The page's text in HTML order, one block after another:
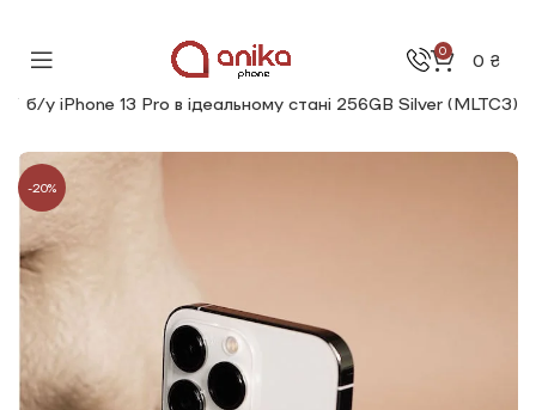
0 0 ₴
б/у iPhone 13 Pro в ідеальному стані 256GB Silver (MLTC3)
-20%